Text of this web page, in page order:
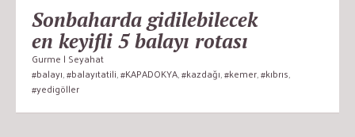
Sonbaharda gidilebilecek
en keyifli 5 balayı rotası
Gurme | Seyahat
#balayı,#balayıtatili,#KAPADOKYA,#kazdağı,#kemer,#kıbrıs,
#yedigöller